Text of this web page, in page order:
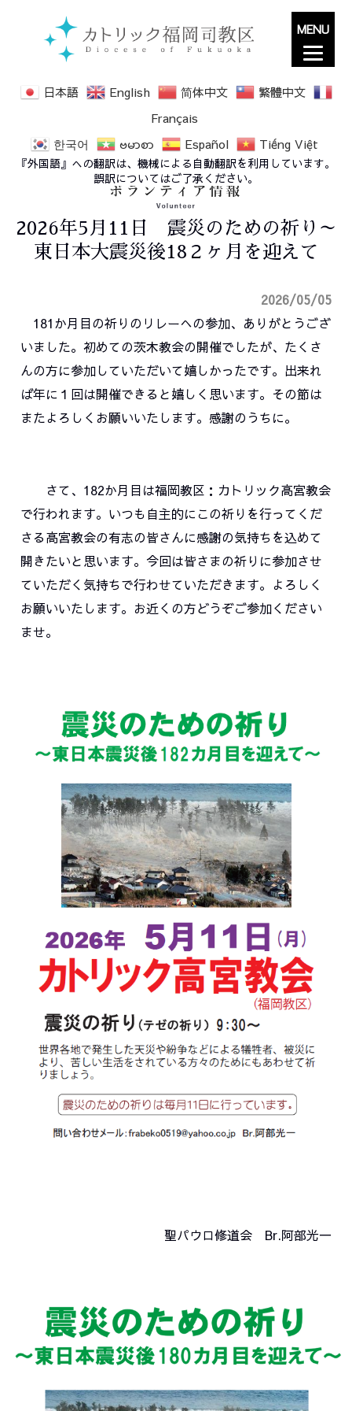
日本語 English 简体中文
繁體中文
Français
한국어
ဗမာစာ Español Tiếng Việt
『外国語』への翻訳は、機械による自動翻訳を利用しています。
誤訳についてはご了承ください。
2026年5月11日 震災のための祈り～
東日本大震災後18２ヶ月を迎えて
2026/05/05
181か月目の祈りのリレーへの参加、ありがとうござ
いました。初めての茨木教会の開催でしたが、たくさ
んの方に参加していただいて嬉しかったです。出来れ
ば年に１回は開催できると嬉しく思います。その節は
またよろしくお願いいたします。感謝のうちに。
さて、182か月目は福岡教区：カトリック高宮教会
で行われます。いつも自主的にこの祈りを行ってくだ
さる高宮教会の有志の皆さんに感謝の気持ちを込めて
開きたいと思います。今回は皆さまの祈りに参加させ
ていただく気持ちで行わせていただきます。よろしく
お願いいたします。お近くの方どうぞご参加ください
ませ。
聖パウロ修道会 Br.阿部光一
MENU